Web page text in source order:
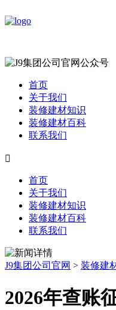
首页
关于我们
装修建材知识
装修建材百科
联系我们

首页
关于我们
装修建材知识
装修建材百科
联系我们
J9集团公司官网 > 装修建
2026年查账